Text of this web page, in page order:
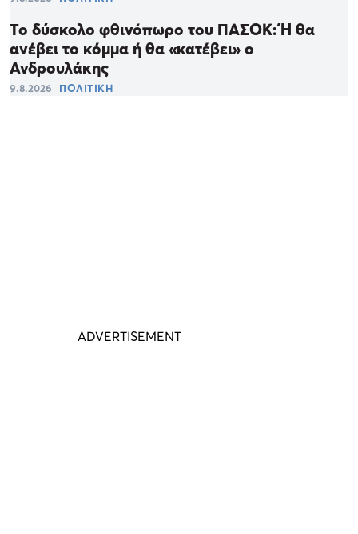
Το δύσκολο φθινόπωρο του ΠΑΣΟΚ: Ή θα
ανέβει το κόμμα ή θα «κατέβει» ο
Ανδρουλάκης
9.8.2026 ΠΟΛΙΤΙΚΗ